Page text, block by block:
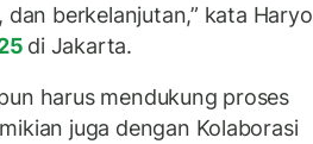
berkelanjutan,” kata Haryo
di Jakarta.
harus mendukung proses
juga dengan Kolaborasi